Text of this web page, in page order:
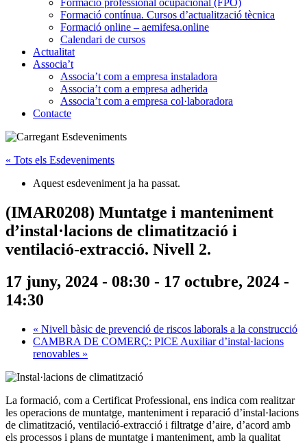
Formació professional ocupacional (FPO)
Formació contínua. Cursos d’actualització tècnica
Formació online – aemifesa.online
Calendari de cursos
Actualitat
Associa’t
Associa’t com a empresa instaladora
Associa’t com a empresa adherida
Associa’t com a empresa col·laboradora
Contacte
« Tots els Esdeveniments
Aquest esdeveniment ja ha passat.
(IMAR0208) Muntatge i manteniment
d’instal·lacions de climatització i
ventilació-extracció. Nivell 2.
17 juny, 2024 - 08:30 - 17 octubre, 2024 -
14:30
« Nivell bàsic de prevenció de riscos laborals a la construcció
CAMBRA DE COMERÇ: PICE Auxiliar d’instal·lacions
renovables »
La formació, com a Certificat Professional, ens indica com realitzar
les operacions de muntatge, manteniment i reparació d’instal·lacions
de climatització, ventilació-extracció i filtratge d’aire, d’acord amb
els processos i plans de muntatge i manteniment, amb la qualitat